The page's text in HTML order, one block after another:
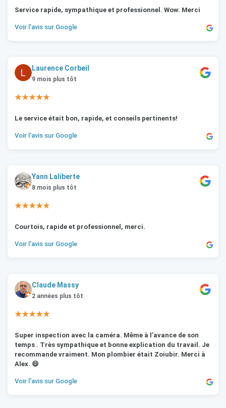
Service rapide, sympathique et professionnel. Wow. Merci
Voir l'avis sur Google
Laurence Corbeil
9 mois plus tôt
★★★★★
Le service était bon, rapide, et conseils pertinents!
Voir l'avis sur Google
Yann Laliberte
8 mois plus tôt
★★★★★
Courtois, rapide et professionnel, merci.
Voir l'avis sur Google
Claude Massy
2 années plus tôt
★★★★★
Super inspection avec la caméra. Même à l’avance de son
temps . Très sympathique et bonne explication du travail. Je
recommande vraiment. Mon plombier était Zoiubir. Merci à
Alex. 😄
Voir l'avis sur Google